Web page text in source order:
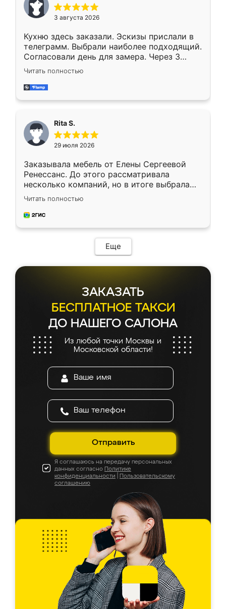
3 августа 2026
Кухню здесь заказали. Эскизы прислали в
телеграмм. Выбрали наиболее подходящий.
Согласовали день для замера. Через 3
недели кухня была уже готова. Остались
довольны работой. Спасибо Ренессанс
мебель за качественную работу!
Читать полностью
Rita S.
29 июля 2026
Заказывала мебель от Елены Сергеевой
Ренессанс. До этого рассматривала
несколько компаний, но в итоге выбрала
эту. Сначала обговорили условия, потом
приехал замерщик, всё спокойно объяснил
и снял размеры. Изготовили в срок, с
мебель сразу встала на свое место без
каких-либо доработок. Качеством осталась
довольна, все выглядит так, как и ожидала.
Читать полностью
Еще
ЗАКАЗАТЬ
БЕСПЛАТНОЕ ТАКСИ
ДО НАШЕГО САЛОНА
Из любой точки Москвы и
Московской области!
Отправить
Я соглашаюсь на передачу персональных
данных согласно Политике
конфиденциальности
Пользовательскому
соглашению